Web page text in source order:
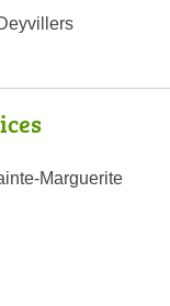
Marguerite